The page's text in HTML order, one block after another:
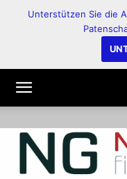
Unterstützen Sie die